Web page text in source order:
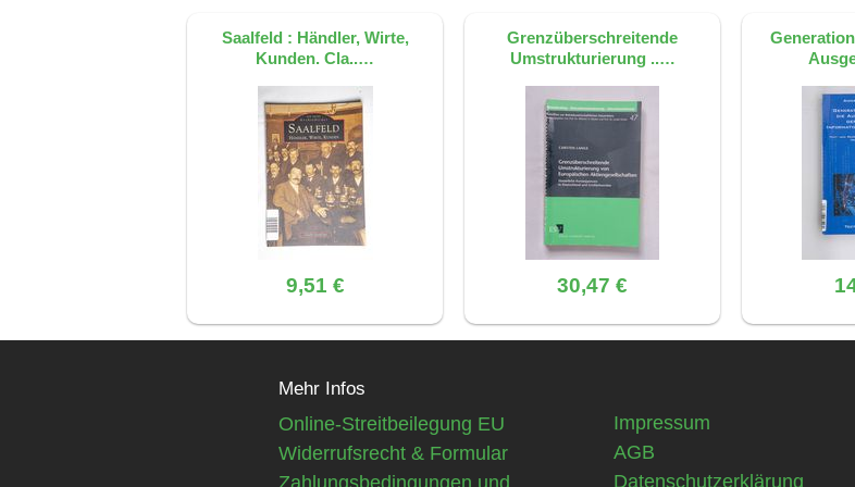
Saalfeld : Händler, Wirte,
Kunden. Cla..…
9,51 €
Grenzüberschreitende
Umstrukturierung ..…
30,47 €
Mehr Infos
Online-Streitbeilegung EU
Widerrufsrecht & Formular
Zahlungsbedingungen und
Impressum
AGB
Datenschutzerklärung